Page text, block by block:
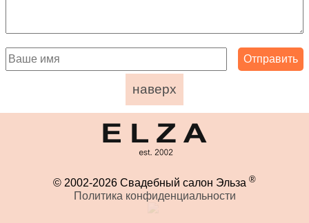
наверх
© 2002-2026 Свадебный салон Эльза ®
Политика конфиденциальности